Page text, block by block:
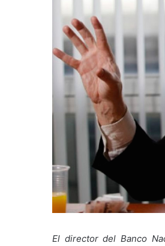
El director del Banco